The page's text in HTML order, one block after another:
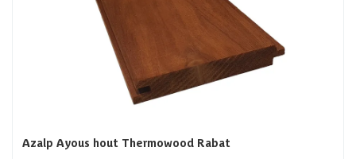
Azalp Ayous hout Thermowood Rabat